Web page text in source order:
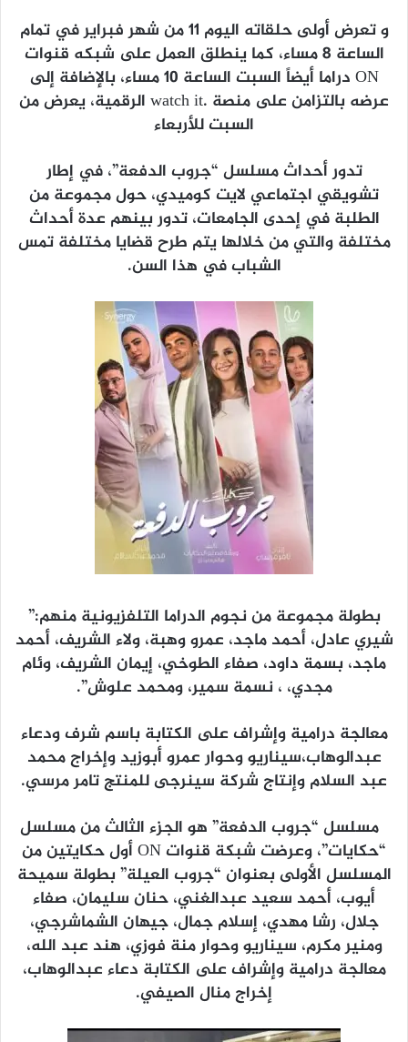
و تعرض أولى حلقاته اليوم 11 من شهر فبراير في تمام
الساعة 8 مساء، كما ينطلق العمل على شبكه قنوات
ON دراما أيضاً السبت الساعة 10 مساء، بالإضافة إلى
عرضه بالتزامن على منصة .watch it الرقمية، يعرض من
السبت للأربعاء
تدور أحداث مسلسل “جروب الدفعة”، في إطار
تشويقي اجتماعي لايت كوميدي، حول مجموعة من
الطلبة في إحدى الجامعات، تدور بينهم عدة أحداث
مختلفة والتي من خلالها يتم طرح قضايا مختلفة تمس
الشباب في هذا السن.
بطولة مجموعة من نجوم الدراما التلفزيونية منهم:”
شيري عادل، أحمد ماجد، عمرو وهبة، ولاء الشريف، أحمد
ماجد، بسمة داود، صفاء الطوخي، إيمان الشريف، وئام
مجدي، ، نسمة سمير، ومحمد علوش”.
معالجة درامية وإشراف على الكتابة باسم شرف ودعاء
عبدالوهاب،سيناريو وحوار عمرو أبوزيد وإخراج محمد
عبد السلام وإنتاج شركة سينرجى للمنتج تامر مرسي.
مسلسل “جروب الدفعة” هو الجزء الثالث من مسلسل
“حكايات”، وعرضت شبكة قنوات ON أول حكايتين من
المسلسل الأولى بعنوان “جروب العيلة” بطولة سميحة
أيوب، أحمد سعيد عبدالغني، حنان سليمان، صفاء
جلال، رشا مهدي، إسلام جمال، جيهان الشماشرجي،
ومنير مكرم، سيناريو وحوار منة فوزي، هند عبد الله،
معالجة درامية وإشراف على الكتابة دعاء عبدالوهاب،
إخراج منال الصيفي.